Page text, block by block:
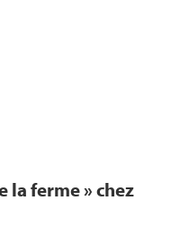
la ferme » chez